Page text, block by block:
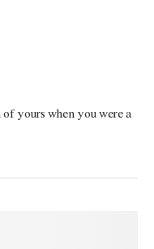
yours when you were a